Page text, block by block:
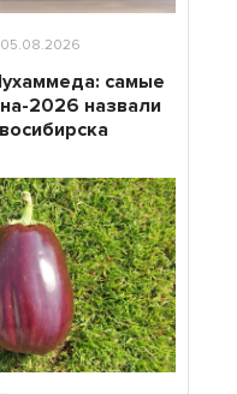
05.08.2026
самые
2026 назвали